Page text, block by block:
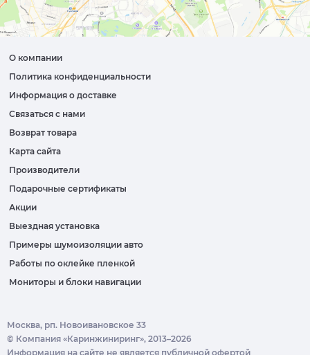
О компании
Политика конфиденциальности
Информация о доставке
Связаться с нами
Возврат товара
Карта сайта
Производители
Подарочные сертификаты
Акции
Выездная установка
Примеры шумоизоляции авто
Работы по оклейке пленкой
Мониторы и блоки навигации
© Компания «Каринжиниринг», 2013–2026
Москва, рп. Новоивановское 33
Информация на сайте не является публичной офертой